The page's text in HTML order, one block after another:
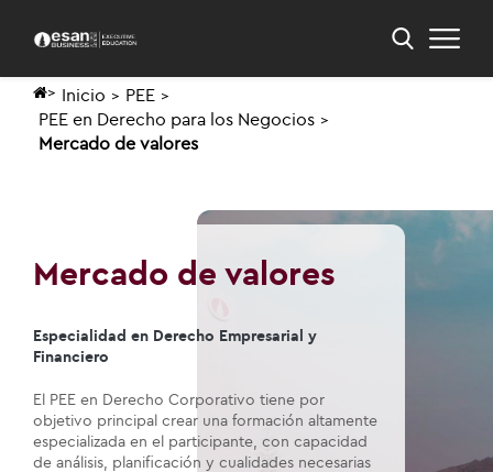
Inicio
PEE
PEE en Derecho para los Negocios
Mercado de valores
Mercado de valores
Especialidad en Derecho Empresarial y
Financiero
El PEE en Derecho Corporativo tiene por
objetivo principal crear una formación altamente
especializada en el participante, con capacidad
de análisis, planificación y cualidades necesarias